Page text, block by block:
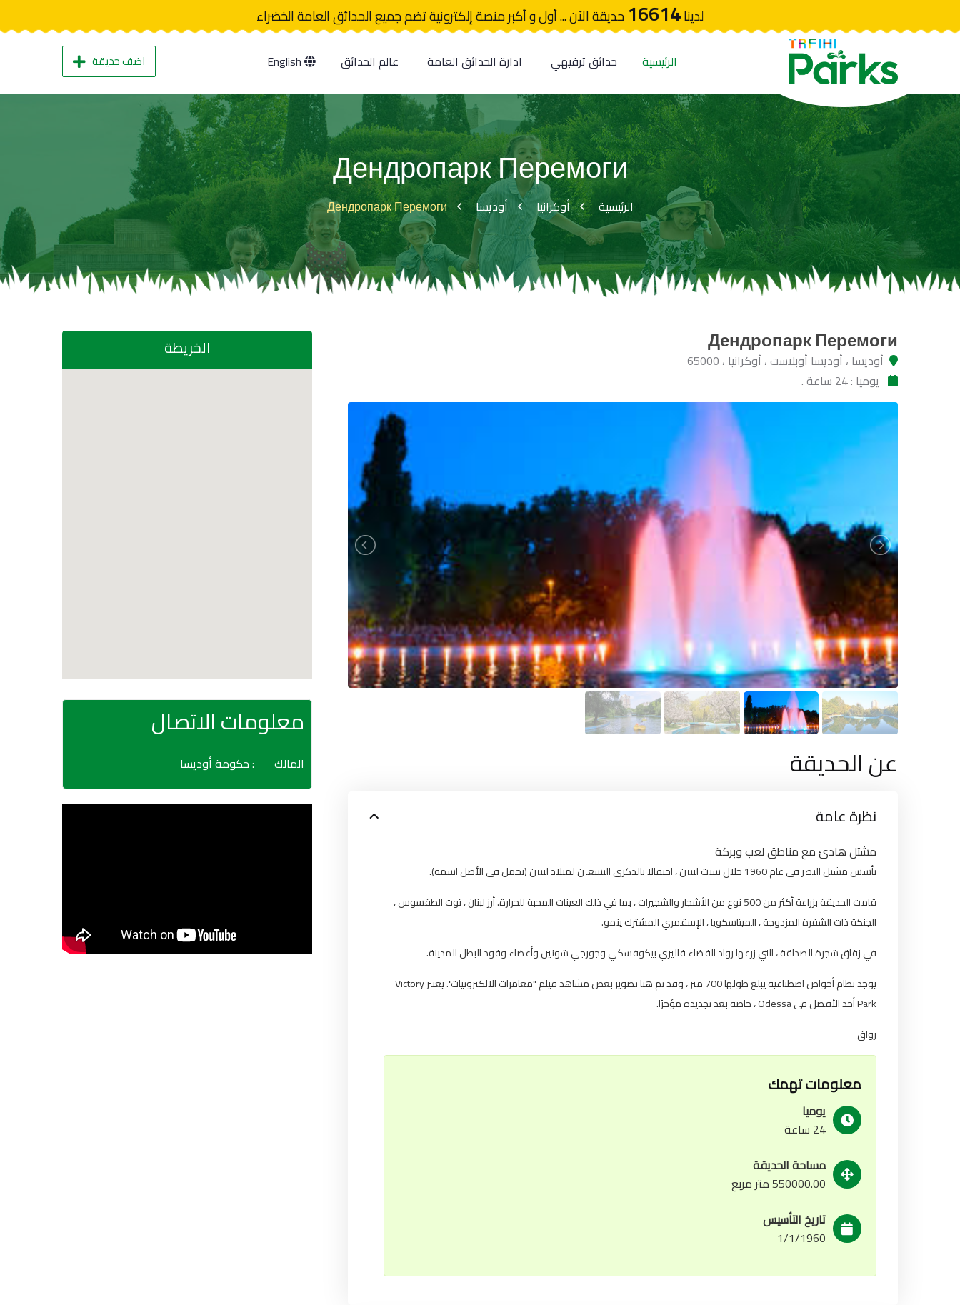
لدينا16614حديقة الآن ... أول و أكبر منصة إلكترونية تضم جميع الحدائق العامة الخضراء
الرئيسية حدائق ترفيهي ادارة الحدائق العامة عالم الحدائق اضف حديقة
Дендропарк Перемоги
الرئيسية أوكرانيا أوديسا Дендропарк Перемоги
Дендропарк Перемоги
أوديسا ، أوديسا أوبلاست ، أوكرانيا ، 65000
يوميا : 24 ساعة .
عن الحديقة
نظرة عامة
مشتل هادئ مع مناطق لعب وبركة
تأسس مشتل النصر في عام 1960 خلال سبت لينين ، احتفالا بالذكرى التسعين لميلاد لينين (يحمل في الأصل اسمه).
قامت الحديقة بزراعة أكثر من 500 نوع من الأشجار والشجيرات ، بما في ذلك العينات المحبة للحرارة. أرز لبنان ، توت الطقسوس ،
الجنكة ذات الشفرة المزدوجة ، الميتاسكويا ، الإسقمري المشترك ينمو.
في زقاق شجرة الصداقة ، التي زرعها رواد الفضاء فاليري بيكوفسكي وجورجي شونين وأعضاء وفود البطل المدينة.
يوجد نظام أحواض اصطناعية يبلغ طولها 700 متر ، وقد تم هنا تصوير بعض مشاهد فيلم "مغامرات الالكترونيات". يعتبر Victory
Park أحد الأفضل في Odessa ، خاصة بعد تجديده مؤخرًا.
رواق
معلومات تهمك
يوميا
24 ساعة
مساحة الحديقة
550000.00 متر مربع
تاريخ التأسيس
1/1/1960
الخريطة
معلومات الاتصال
المالك : حكومة أوديسا